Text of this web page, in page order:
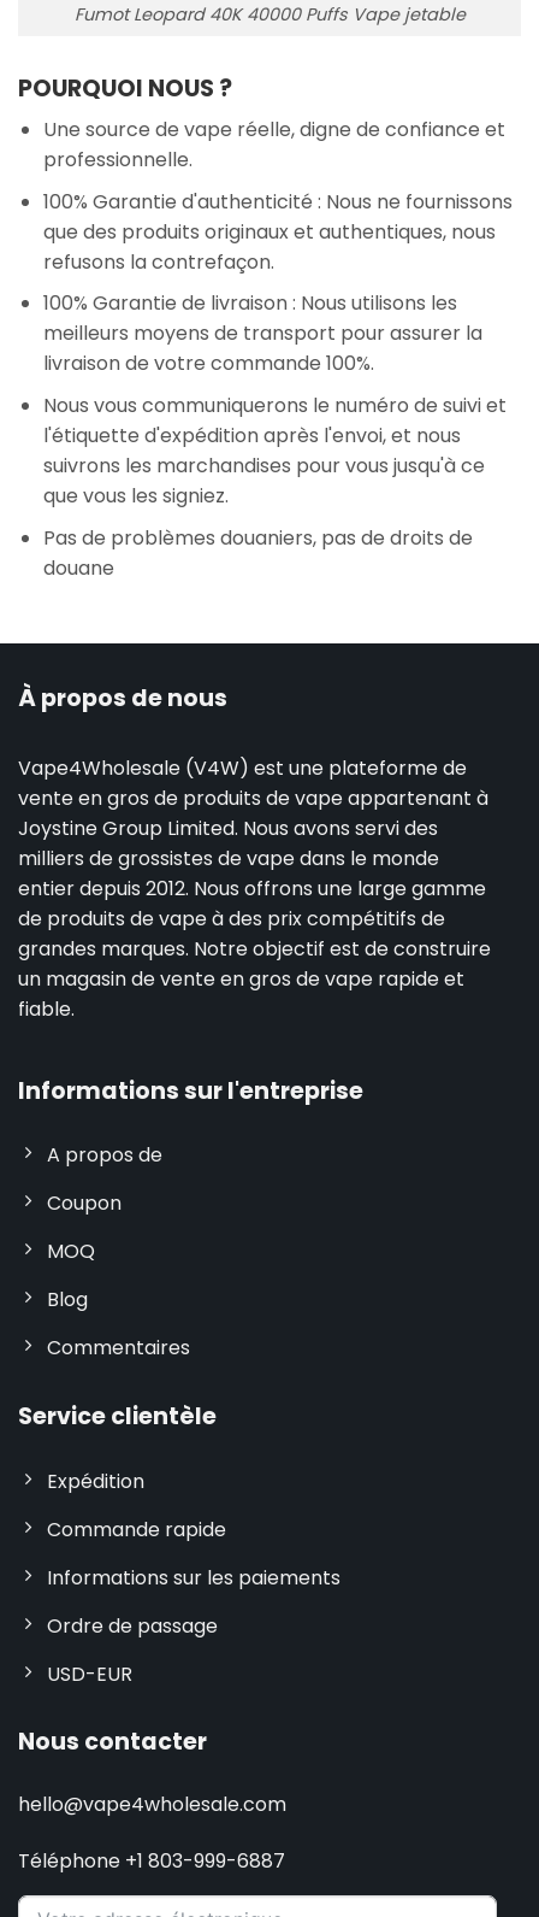
Fumot Leopard 40K 40000 Puffs Vape jetable
POURQUOI NOUS ?
Une source de vape réelle, digne de confiance et
professionnelle.
100% Garantie d'authenticité : Nous ne fournissons
que des produits originaux et authentiques, nous
refusons la contrefaçon.
100% Garantie de livraison : Nous utilisons les
meilleurs moyens de transport pour assurer la
livraison de votre commande 100%.
Nous vous communiquerons le numéro de suivi et
l'étiquette d'expédition après l'envoi, et nous
suivrons les marchandises pour vous jusqu'à ce
que vous les signiez.
Pas de problèmes douaniers, pas de droits de
douane
À propos de nous
Vape4Wholesale (V4W) est une plateforme de
vente en gros de produits de vape appartenant à
Joystine Group Limited. Nous avons servi des
milliers de grossistes de vape dans le monde
entier depuis 2012. Nous offrons une large gamme
de produits de vape à des prix compétitifs de
grandes marques. Notre objectif est de construire
un magasin de vente en gros de vape rapide et
fiable.
Informations sur l'entreprise
A propos de
Coupon
MOQ
Blog
Commentaires
Service clientèle
Expédition
Commande rapide
Informations sur les paiements
Ordre de passage
USD-EUR
Nous contacter
hello@vape4wholesale.com
Téléphone +1 803-999-6887